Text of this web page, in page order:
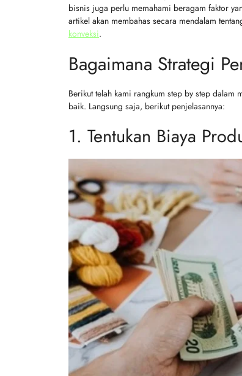
bisnis juga perlu memahami beragam faktor
artikel akan membahas secara mendalam
konveksi.
Bagaimana Strategi
Berikut telah kami rangkum step by step
baik. Langsung saja, berikut penjelasannya:
1. Tentukan Biaya